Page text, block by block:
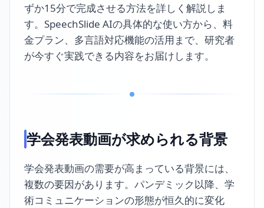
ずか15分で完成させる方法を詳しく解説しま
す。SpeechSlide AIの具体的な使い方から、料
金プラン、多言語対応機能の活用まで、研究者
が今すぐ実践できる内容をお届けします。
学会発表動画が求められる背景
学会発表動画の需要が高まっている背景には、
複数の要因があります。パンデミック以降、学
術コミュニケーションの形態が恒久的に変化